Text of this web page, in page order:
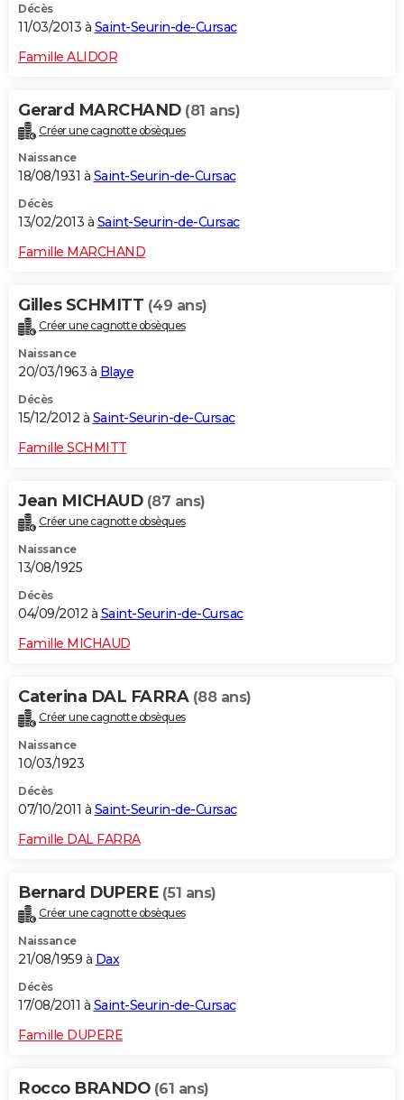
Décès
11/03/2013 à Saint-Seurin-de-Cursac
Famille ALIDOR
Gerard MARCHAND (81 ans)
Créer une cagnotte obsèques
Naissance
18/08/1931 à Saint-Seurin-de-Cursac
Décès
13/02/2013 à Saint-Seurin-de-Cursac
Famille MARCHAND
Gilles SCHMITT (49 ans)
Créer une cagnotte obsèques
Naissance
20/03/1963 à Blaye
Décès
15/12/2012 à Saint-Seurin-de-Cursac
Famille SCHMITT
Jean MICHAUD (87 ans)
Créer une cagnotte obsèques
Naissance
13/08/1925
Décès
04/09/2012 à Saint-Seurin-de-Cursac
Famille MICHAUD
Caterina DAL FARRA (88 ans)
Créer une cagnotte obsèques
Naissance
10/03/1923
Décès
07/10/2011 à Saint-Seurin-de-Cursac
Famille DAL FARRA
Bernard DUPERE (51 ans)
Créer une cagnotte obsèques
Naissance
21/08/1959 à Dax
Décès
17/08/2011 à Saint-Seurin-de-Cursac
Famille DUPERE
Rocco BRANDO (61 ans)